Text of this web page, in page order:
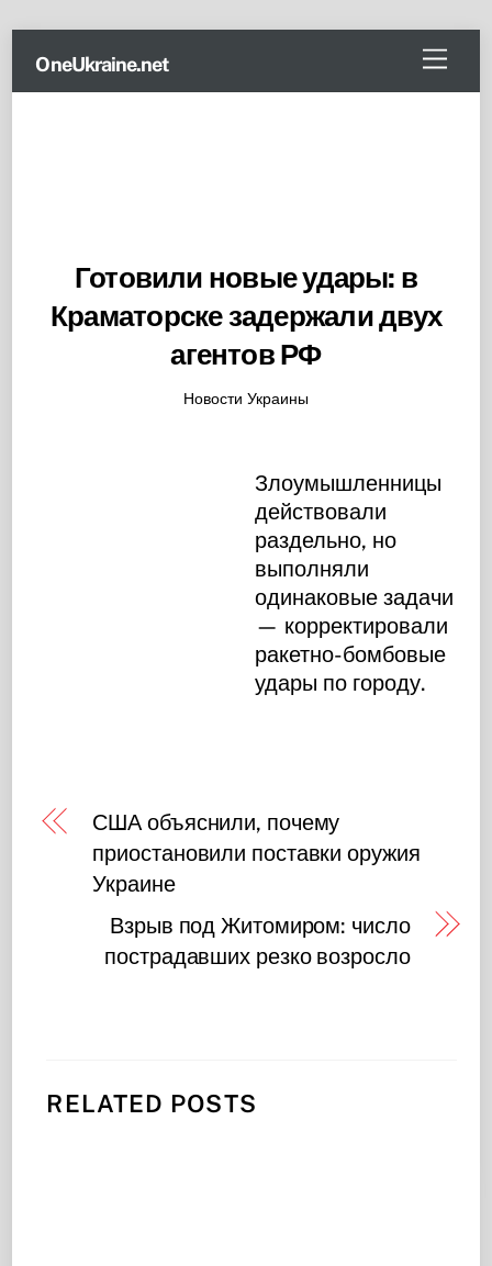
content
Menu
OneUkraine.net
Готовили новые удары: в
Краматорске задержали двух
агентов РФ
Новости Украины
Злоумышленницы
действовали
раздельно, но
выполняли
одинаковые задачи
— корректировали
ракетно-бомбовые
удары по городу.
США объяснили, почему
приостановили поставки оружия
Украине
Взрыв под Житомиром: число
пострадавших резко возросло
RELATED POSTS